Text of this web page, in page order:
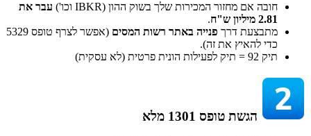
חובה אם מחזור המכירות שלך בשוק ההון (IBKR וכו')
עבר את
2.81 מיליון ש"ח
.
מתבצעת דרך פנייה באתר רשות המסים
(אפשר לצרף טופס 5329
כדי להאיץ את זה).
תיק 92 = תיק לפעילות הונית פרטית (לא עסקית)
הגשת טופס 1301 מלא​